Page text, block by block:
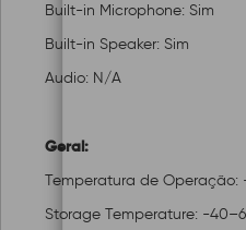
Built-in Microphone: Sim
Built-in Speaker: Sim
Audio: N/A
Geral:
Temperatura de Operação:
Storage Temperature: -